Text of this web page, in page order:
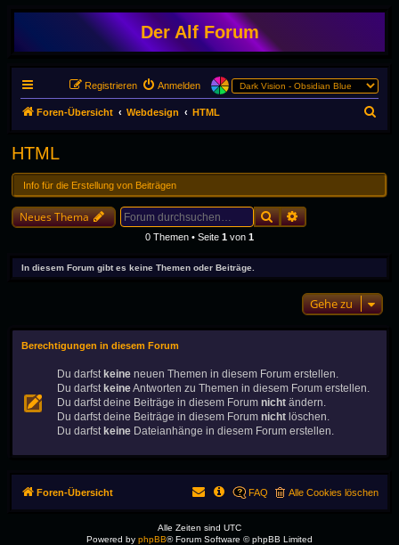
Der Alf Forum
Anmelden
Registrieren
Foren-Übersicht Webdesign HTML
u
h
e
HTML
Info für die Erstellung von Beiträgen
Neues Thema SucheErweiterte Suche
0 Themen • Seite 1 von 1
In diesem Forum gibt es keine Themen oder Beiträge.
Gehe zu
Berechtigungen in diesem Forum
Du darfstkeine neuen Themen in diesem Forum erstellen.
Du darfstkeineAntworten zu Themen in diesem Forum erstellen.
Du darfst deine Beiträge in diesem Forum nicht ändern.
Du darfst deine Beiträge in diesem Forum nicht löschen.
Du darfstkeine Dateianhänge in diesem Forum erstellen.
Foren-Übersicht Alle Cookies löschen
FAQ
Alle Zeiten sind UTC
Powered by phpBB® Forum Software © phpBB Limited